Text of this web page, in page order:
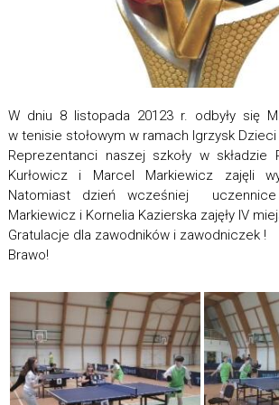
W dniu 8 listopada 20123 r. odbyły się
w tenisie stołowym w ramach Igrzysk Dzieci
Reprezentanci naszej szkoły w składzie
Kurłowicz i Marcel Markiewicz zajęli
Natomiast dzień wcześniej
Markiewicz i Kornelia Kazierska zajęły IV
Gratulacje dla zawodników i zawodniczek !
Brawo!